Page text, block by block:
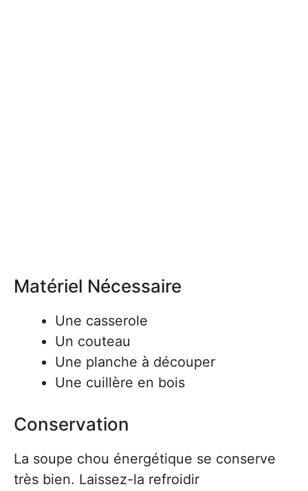
Matériel Nécessaire
Une casserole
Un couteau
Une planche à découper
Une cuillère en bois
Conservation
La soupe chou énergétique se conserve
très bien. Laissez-la refroidir